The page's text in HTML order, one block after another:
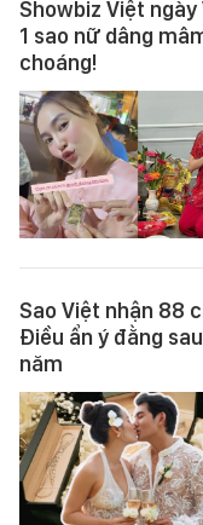
Showbiz Việt ngày
1 sao nữ dâng
choáng!
Sao Việt nhận 88
Điều ẩn ý đằng
năm